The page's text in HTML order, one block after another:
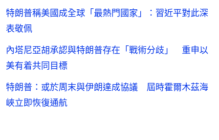
特朗普稱美國成全球「最熱門國家」：習近平對此深
表敬佩
內塔尼亞胡承認與特朗普存在「戰術分歧」 重申以
美有着共同目標
特朗普：或於周末與伊朗達成協議 屆時霍爾木茲海
峽立即恢復通航